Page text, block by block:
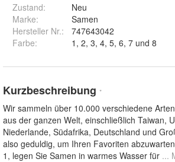
Zustand:
Neu
Marke:
Samen
Hersteller Nr.:
747643042
Farbe: 1, 2, 3, 4, 5, 6, 7 und 8
Kurzbeschreibung *
Wir sammeln über 10.000 verschiedene
aus der ganzen Welt, einschließlich Taiwan,
Niederlande, Südafrika, Deutschland und
also geduldig, um Ihren Favoriten
1, legen Sie Samen in warmes Wasser für ...